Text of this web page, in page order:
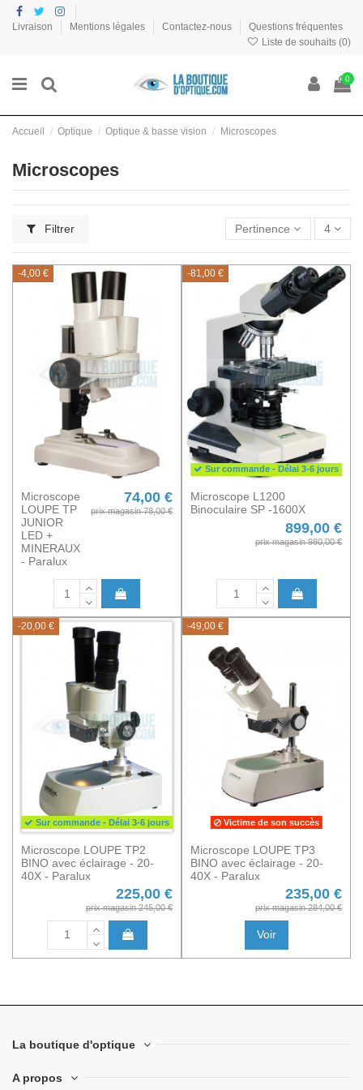
Livraison Mentions légales Contactez-nous
Questions fréquentes
Liste de souhaits (0)
0
Accueil Optique Optique & basse vision Microscopes
Microscopes
Filtrer Pertinence 4
-4,00 €
Microscope
LOUPE TP
JUNIOR
LED +
MINERAUX
- Paralux
74,00 €
prix magasin 78,00 €
-81,00 €
Sur commande - Délai 3-6 jours
Microscope L1200
Binoculaire SP -1600X
899,00 €
prix magasin 980,00 €
-20,00 €
Sur commande - Délai 3-6 jours
Microscope LOUPE TP2
BINO avec éclairage - 20-
40X - Paralux
225,00 €
prix magasin 245,00 €
-49,00 €
Victime de son succès
Microscope LOUPE TP3
BINO avec éclairage - 20-
40X - Paralux
235,00 €
prix magasin 284,00 €
Voir
La boutique d'optique
A propos